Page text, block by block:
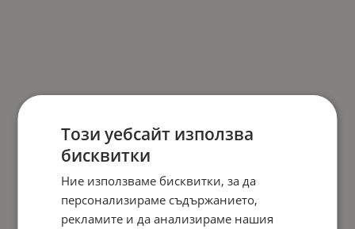
Този уебсайт използва
бисквитки
Ние използваме бисквитки, за да
персонализираме съдържанието,
рекламите и да анализираме нашия